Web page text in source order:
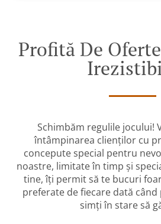
Profită De
Schimbăm regulile jocului!
întâmpinarea clienților cu
concepute special pentru
noastre, limitate în timp și
tine, îți permit să te bucuri
preferate de fiecare dată
simți în stare să